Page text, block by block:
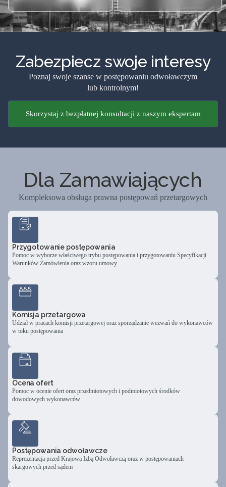
Zabezpiecz swoje interesy
Poznaj swoje szanse w postępowaniu odwoławczym
lub kontrolnym!
Skorzystaj z bezpłatnej konsultacji z naszym ekspertam
Dla Zamawiających
Kompleksowa obsługa prawna postępowań przetargowych
Przygotowanie postępowania
Pomoc w wyborze właściwego trybu postępowania i przygotowaniu Specyfikacji
Warunków Zamówienia oraz wzoru umowy
Komisja przetargowa
Udział w pracach komisji przetargowej oraz sporządzanie wezwań do wykonawców
w toku postępowania
Ocena ofert
Pomoc w ocenie ofert oraz przedmiotowych i podmiotowych środków
dowodowych wykonawców
Postępowania odwoławcze
Reprezentacja przed Krajową Izbą Odwoławczą oraz w postępowaniach
skargowych przed sądem